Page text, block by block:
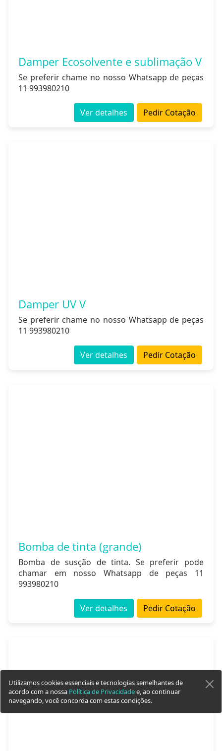
Damper Ecosolvente e sublimação V
Se preferir chame no nosso Whatsapp de peças
11 993980210
Pedir Cotação
Ver detalhes
Damper UV V
Se preferir chame no nosso Whatsapp de peças
11 993980210
Pedir Cotação
Ver detalhes
Bomba de tinta (grande)
Bomba de susção de tinta. Se preferir pode
chamar em nosso Whatsapp de peças 11
993980210
Pedir Cotação
Ver detalhes
Utilizamos cookies essenciais e tecnologias semelhantes de
acordo com a nossa Política de Privacidadee, ao continuar
navegando, você concorda com estas condições.